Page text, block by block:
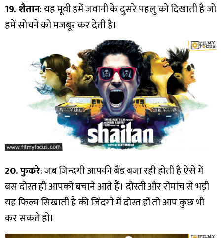
19. शैतान: यह मूवी हमें जवानी के दुसरे पहलु को दिखाती है जो
हमें सोचने को मजबूर कर देती है।
20. फुकरे: जब जिन्दगी आपकी बैंड बजा रही होती है ऐसे में
बस दोस्त ही आपको बचाने आते हैं। दोस्ती और रोमांच से भड़ी
यह फिल्म सिखाती है की जिंदगी में दोस्त हों तो आप कुछ भी
कर सकते हो।